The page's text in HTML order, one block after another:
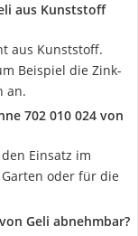
aus Kunststoff
aus Kunststoff.
Beispiel die Zink-
an.
702 010 024 von
Einsatz im
oder für die
Geli abnehmbar?